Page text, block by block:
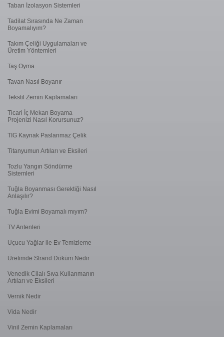
Taban İzolasyon Sistemleri
Tadilat Sırasında Ne Zaman
Boyamalıyım?
Takım Çeliği Uygulamaları ve
Üretim Yöntemleri
Taş Oyma
Tavan Nasıl Boyanır
Tekstil Zemin Kaplamaları
Ticari İç Mekan Boyama
Projenizi Nasıl Korursunuz?
TIG Kaynak Paslanmaz Çelik
Titanyumun Artıları ve Eksileri
Tozlu Yangın Söndürme
Sistemleri
Tuğla Boyanması Gerektiği Nasıl
Anlaşılır?
Tuğla Evimi Boyamalı mıyım?
TV Antenleri
Uçucu Yağlar ile Ev Temizleme
Üretimde Strand Döküm Nedir
Venedik Cilalı Sıva Kullanmanın
Artıları ve Eksileri
Vernik Nedir
Vida Nedir
Vinil Zemin Kaplamaları